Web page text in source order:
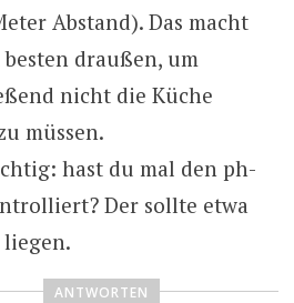
Abstand). Das macht
besten draußen, um
nicht die Küche
müssen.
hast du mal den ph-
Der sollte etwa
liegen.
ANTWORTEN